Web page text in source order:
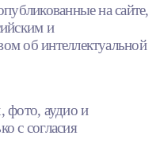
на сайте,
и
об интеллектуальной
фото, аудио и
с согласия